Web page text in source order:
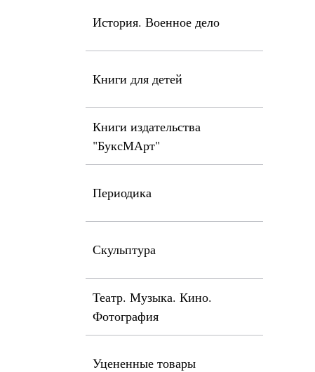
История. Военное дело
Книги для детей
Книги издательства
"БуксМАрт"
Периодика
Скульптура
Театр. Музыка. Кино.
Фотография
Уцененные товары